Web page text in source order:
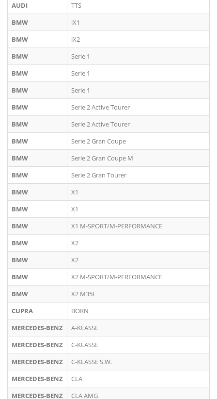
AUDI
TTS
BMW
iX1
BMW
iX2
BMW
Serie 1
BMW
Serie 1
BMW
Serie 1
BMW
Serie 2 Active Tourer
BMW
Serie 2 Active Tourer
BMW
Serie 2 Gran Coupe
BMW
Serie 2 Gran Coupe M
BMW
Serie 2 Gran Tourer
BMW
X1
BMW
X1
BMW
X1 M-SPORT/M-PERFORMANCE
BMW
X2
BMW
X2
BMW
X2 M-SPORT/M-PERFORMANCE
BMW
X2 M35I
CUPRA
BORN
MERCEDES-BENZ
A-KLASSE
MERCEDES-BENZ
C-KLASSE
MERCEDES-BENZ
C-KLASSE S.W.
MERCEDES-BENZ
CLA
MERCEDES-BENZ
CLA AMG